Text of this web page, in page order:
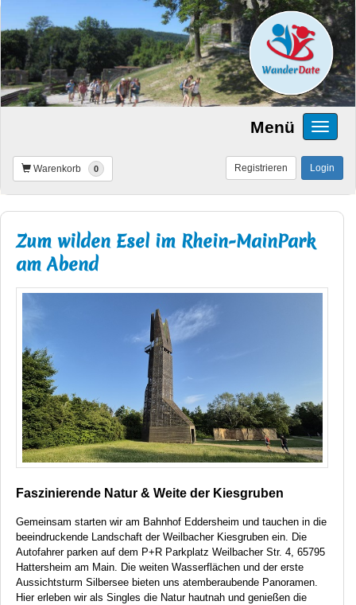
Menü
Warenkorb 0 Login
Registrieren
Zum wilden Esel im Rhein-MainPark
am Abend
Faszinierende Natur & Weite der Kiesgruben
Gemeinsam starten wir am Bahnhof Eddersheim und tauchen in die
beeindruckende Landschaft der Weilbacher Kiesgruben ein. Die
Autofahrer parken auf dem P+R Parkplatz Weilbacher Str. 4, 65795
Hattersheim am Main. Die weiten Wasserflächen und der erste
Aussichtsturm Silbersee bieten uns atemberaubende Panoramen.
Hier erleben wir als Singles die Natur hautnah und genießen die